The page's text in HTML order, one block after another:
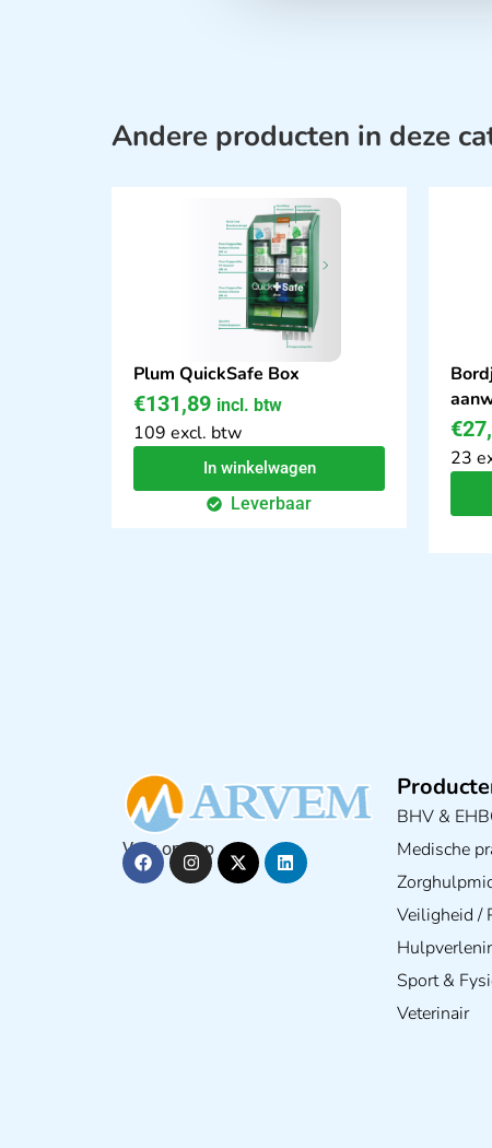
Andere producten in deze
Plum QuickSafe Box
€131,89 incl. btw
109 excl. btw
In winkelwagen
Leverbaar
€
23
Volg ons op
BHV &
Medische
Veiligheid /
Sport &
Veterinair